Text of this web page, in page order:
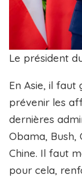
Le président
En Asie, il faut
prévenir les
dernières
Obama, Bush,
Chine. Il faut
pour cela,